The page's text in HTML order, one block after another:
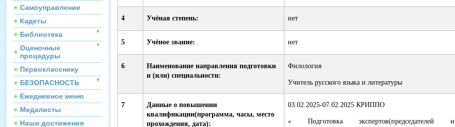
Самоуправление
Кадеты
Библиотека
Оценочные
процедуры
Первокласснику
БЕЗОПАСНОСТЬ
Ежедневное меню
Медалисты
Наши достижения
4 Учёная степень: нет
5 Учёное звание: нет
6
Наименование направления подготовки
и (или) специальности:
Филология
Учитель русского языка и литературы
7
Данные о повышении
квалификации(программа, часы, место
прохождения, дата):
03.02.2025-07.02.2025 КРИППО
« Подготовка экспертов(председателей и